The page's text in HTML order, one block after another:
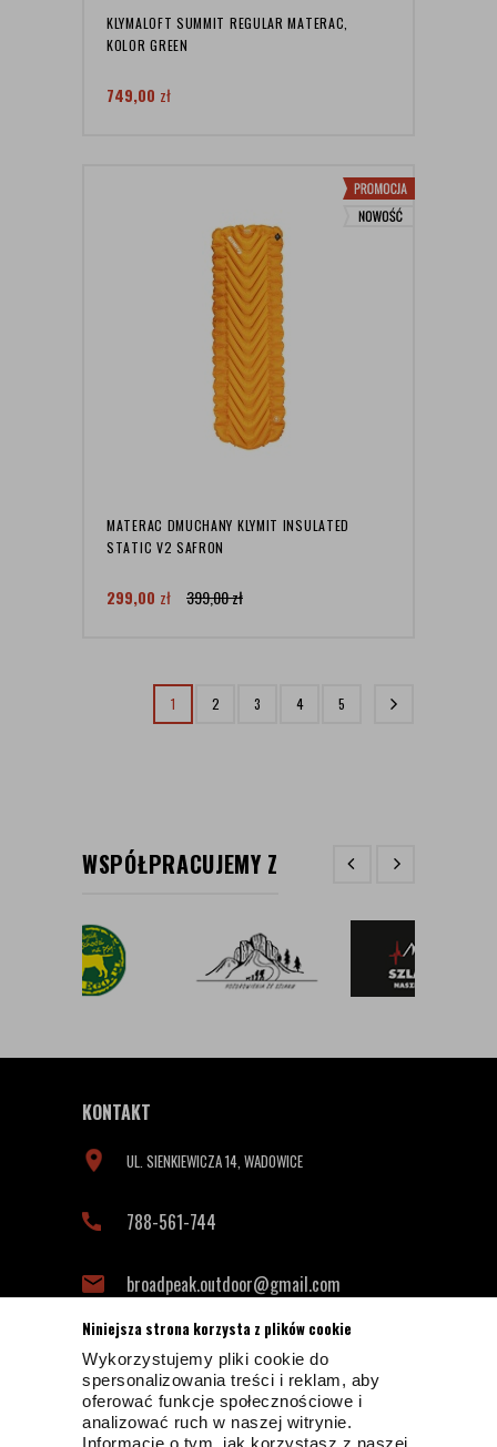
Niniejsza strona korzysta z plików cookie
Wykorzystujemy pliki cookie do
spersonalizowania treści i reklam, aby
oferować funkcje społecznościowe i
analizować ruch w naszej witrynie.
Informacje o tym, jak korzystasz z naszej
KLYMALOFT SUMMIT REGULAR MATERAC,
KOLOR GREEN
749,00 zł
MATERAC DMUCHANY KLYMIT INSULATED
STATIC V2 SAFRON
299,00 zł 399,00zł
1 2 3 4 5
WSPÓŁPRACUJEMY Z
KONTAKT
UL. SIENKIEWICZA 14, WADOWICE
788-561-744
broadpeak.outdoor@gmail.com
INFORMACJE KONTAKTOWE